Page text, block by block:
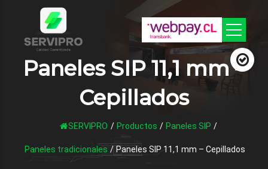
Paneles SIP 11,1 mm –
Cepillados
SERVIPRO / Productos / Paneles SIP /
Paneles tradicionales / Paneles SIP 11,1 mm – Cepillados